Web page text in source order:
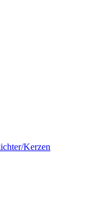
Kerzen